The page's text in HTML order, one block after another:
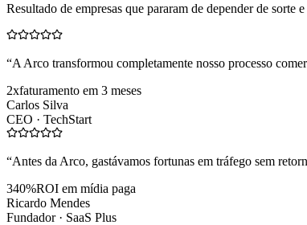
Resultado de empresas que pararam de depender de sorte
“A Arco transformou completamente nosso processo
2xfaturamento em 3 meses
Carlos Silva
CEO · TechStart
“Antes da Arco, gastávamos fortunas em tráfego sem
340%ROI em mídia paga
Ricardo Mendes
Fundador · SaaS Plus